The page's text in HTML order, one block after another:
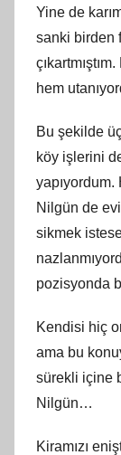
Yine de
sanki birden
hem
Bu şekilde
köy işlerini
yapıyordum.
Nilgün de
sikmek
pozisyonda
Kendisi hiç
ama bu
sürekli içine
Nilgün…
Kiramızı